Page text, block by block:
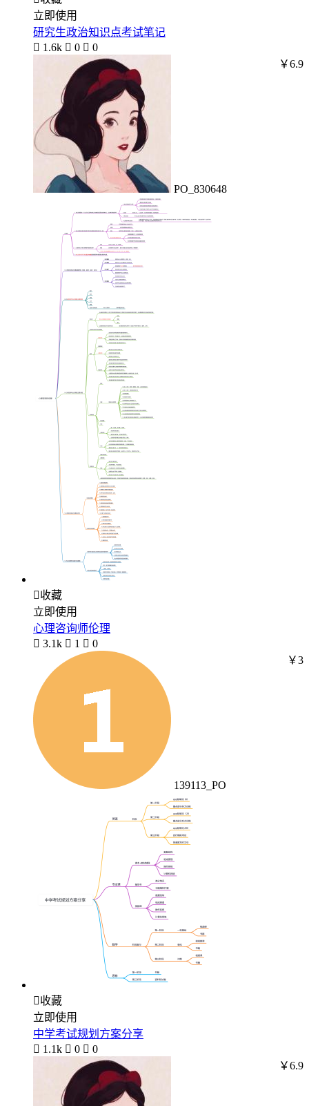
立即使用
研究生政治知识点考试笔记
 1.6k  0  0
PO_830648
￥6.9
收藏
立即使用
心理咨询师伦理
 3.1k  1  0
139113_PO
￥3
收藏
立即使用
中学考试规划方案分享
 1.1k  0  0
￥6.9